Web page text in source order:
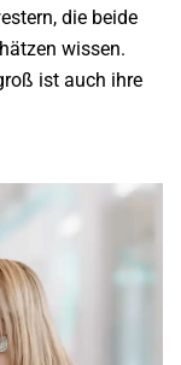
die beide
wissen.
ist auch ihre